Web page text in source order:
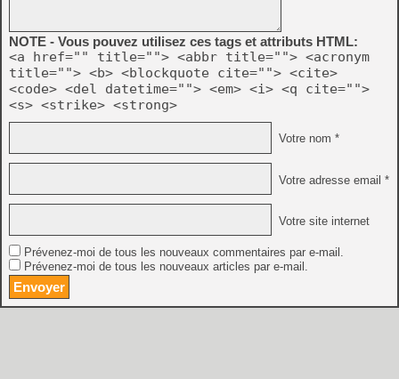
NOTE - Vous pouvez utilisez ces tags et attributs HTML:
<a href="" title=""> <abbr title=""> <acronym
title=""> <b> <blockquote cite=""> <cite>
<code> <del datetime=""> <em> <i> <q cite="">
<s> <strike> <strong>
Votre nom *
Votre adresse email *
Votre site internet
Prévenez-moi de tous les nouveaux commentaires par e-mail.
Prévenez-moi de tous les nouveaux articles par e-mail.